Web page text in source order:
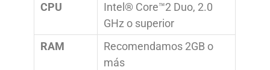
CPU
Intel® Core™2 Duo, 2.0
GHz o superior
RAM
Recomendamos 2GB o
más